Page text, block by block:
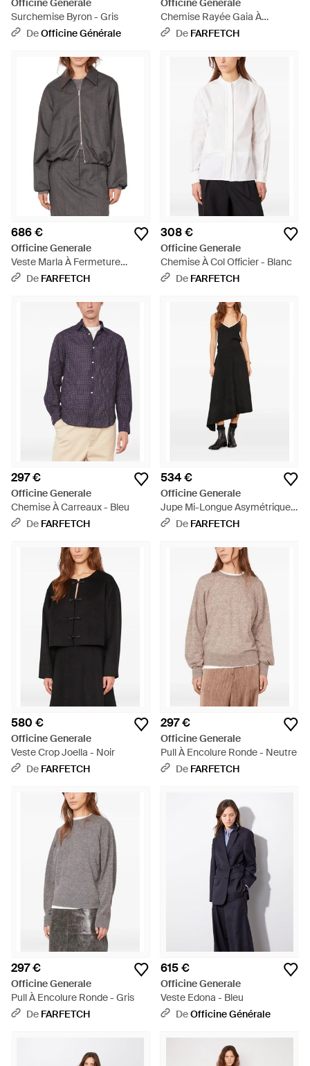
Officine Generale
Surchemise Byron - Gris
DeOfficine Générale
Officine Generale
Chemise Rayée Gaia À
Manches Longues - Bleu
De FARFETCH
686 €
Officine Generale
Veste Marla À Fermeture
Zippée - Gris
De FARFETCH
308 €
Officine Generale
Chemise À Col Officier - Blanc
De FARFETCH
297 €
Officine Generale
Chemise À Carreaux - Bleu
De FARFETCH
534 €
Officine Generale
Jupe Mi-Longue Asymétrique -
NoirDe FARFETCH
580 €
Officine Generale
Veste Crop Joella - Noir
De FARFETCH
297 €
Officine Generale
Pull À Encolure Ronde - Neutre
De FARFETCH
297 €
Officine Generale
Pull À Encolure Ronde - Gris
De FARFETCH
615 €
Officine Generale
Veste Edona - Bleu
DeOfficine Générale